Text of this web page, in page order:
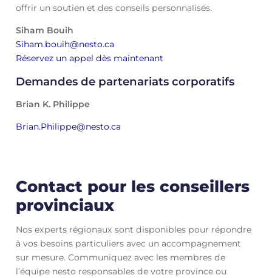
offrir un soutien et des conseils personnalisés.
Siham Bouih
Siham.bouih@nesto.ca
Réservez un appel dès maintenant
Demandes de partenariats corporatifs
Brian K. Philippe
Brian.Philippe@nesto.ca
Contact pour les conseillers
provinciaux
Nos experts régionaux sont disponibles pour répondre
à vos besoins particuliers avec un accompagnement
sur mesure. Communiquez avec les membres de
l’équipe nesto responsables de votre province ou